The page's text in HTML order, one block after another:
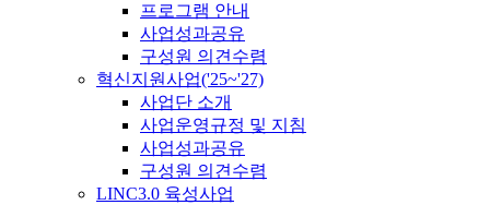
프로그램 안내
사업성과공유
구성원 의견수렴
혁신지원사업('25~'27)
사업단 소개
사업운영규정 및 지침
사업성과공유
구성원 의견수렴
LINC3.0 육성사업